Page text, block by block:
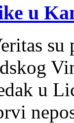
u
u